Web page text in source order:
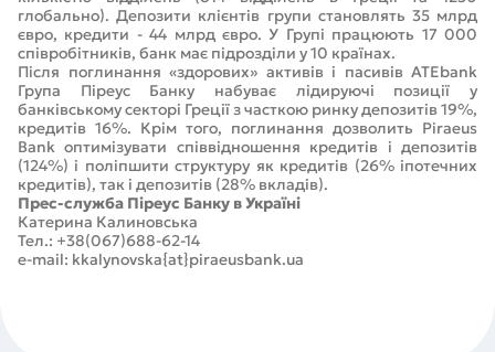
глобально). Депозити клієнтів групи становлять 35 млрд
євро, кредити - 44 млрд євро. У Групі працюють 17 000
співробітників, банк має підрозділи у 10 країнах.
Після поглинання «здорових» активів і пасивів ATEbank
Група Піреус Банку набуває лідируючі позиції у
банківському секторі Греції з часткою ринку депозитів 19%,
кредитів 16%. Крім того, поглинання дозволить Piraeus
Bank оптимізувати співвідношення кредитів і депозитів
(124%) і поліпшити структуру як кредитів (26% іпотечних
кредитів), так і депозитів (28% вкладів).
Прес-служба Піреус Банку в Україні
Катерина Калиновська
Тел.: +38(067)688-62-14
e-mail: kkalynovska{at}piraeusbank.ua